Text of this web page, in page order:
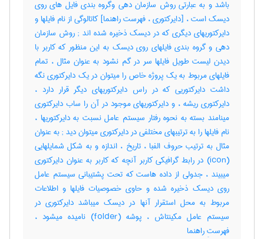
باشد و به عبارتی روش سازمان دهی وگروه بندی فایل های روی
دیسک است ، [دایرکتوری ، فهرست راهنما] کاتالوگی از نام فایلها و
دایرکتوریهای دیگری که در دیسک ذخیره شده اند‎ ; روش سازمان
دهی و گروه بندی فایلهای روی دیسک به این منظور که کاربر با
دیدن لیست طویل فایلها سر در گم نشود به عنوان مثال ، تمام
فایلهای مربوط به یک پروژه خاص را میتوان در یک دایرکتوری نگه
داشت دایرکتوریی که در راس دایرکتوریهای دیگر قرار دارد ،
دایرکتوری ریشه ، و دایرکتوریهای موجود در آن را ساب دایرکتوری
مینامند بسته به نحوه رفتار سیستم عامل نسبت به دایرکتوریها ،
نام فایلها را به ترتیبهای مختلفی در دایرکتوری میتوان دید‎ ; به عنوان
مثال به ترتیب حروف الفبا ، تاریخ ، اندازه و به شکل شمایلهایی
(‎icon) در رابط گرافیکی کاربر آنچه که کاربر به عنوان دایرکتوری
میبیند ، جدولی از داده هاست که تحت پشتیبانی سیستم عامل
روی دیسک ذخیره شده و حاوی خصوصیات فایلها و اطلاعات
مربوط به محل استقرار آنها در دیسک میباشد دایرکتوری در
سیستم عامل مکینتاش ، پوشه (‎folder) نامیده میشود ،
فهرستِ راهنما